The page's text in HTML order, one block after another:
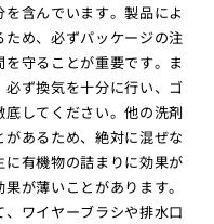
含んでいます。製品によ
め、必ずパッケージの注
守ることが重要です。ま
ず換気を十分に行い、ゴ
してください。他の洗剤
あるため、絶対に混ぜな
有機物の詰まりに効果が
が薄いことがあります。
ワイヤーブラシや排水口